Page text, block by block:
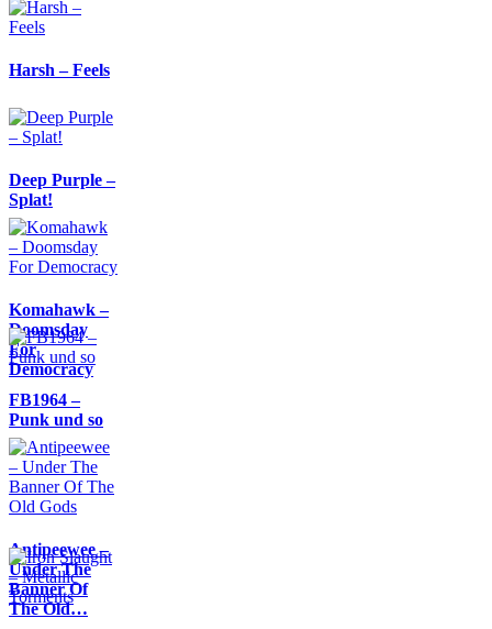
Harsh – Feels
Deep Purple –
Splat!
Komahawk –
Doomsday
For
Democracy
FB1964 –
Punk und so
Antipeewee –
Under The
Banner Of
The Old…